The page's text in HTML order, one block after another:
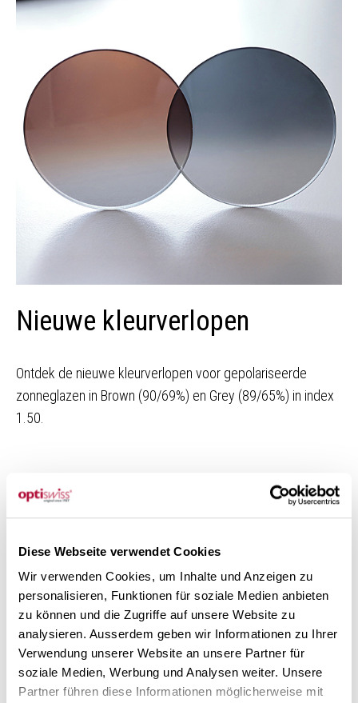
Diese Webseite verwendet Cookies
Wir verwenden Cookies, um Inhalte und Anzeigen zu
personalisieren, Funktionen für soziale Medien anbieten
zu können und die Zugriffe auf unsere Website zu
analysieren. Ausserdem geben wir Informationen zu Ihrer
Verwendung unserer Website an unsere Partner für
soziale Medien, Werbung und Analysen weiter. Unsere
Partner führen diese Informationen möglicherweise mit
Nieuwe kleurverlopen
Ontdek de nieuwe kleurverlopen voor gepolariseerde
zonneglazen in Brown (90/69%) en Grey (89/65%) in index
1.50.
Stijl en bescherming gecombineer
Meer veiligheid in het wegverkeer en bij watersporten
100% UV-bescherming (kunststofglazen)
100% Swiss Made voor compromisloze kwaliteit